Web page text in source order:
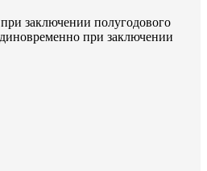
заключении полугодового
при заключении